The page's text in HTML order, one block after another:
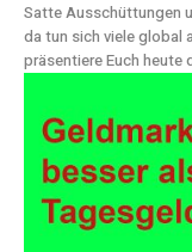
Satte Ausschüttungen
da tun sich viele global
präsentiere Euch heute